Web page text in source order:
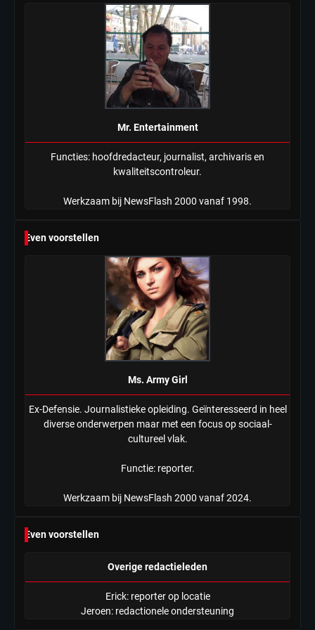
Mr. Entertainment
Functies: hoofdredacteur, journalist, archivaris en
kwaliteitscontroleur.
Werkzaam bij NewsFlash 2000 vanaf 1998.
Even voorstellen
Ms. Army Girl
Ex-Defensie. Journalistieke opleiding. Geïnteresseerd in heel
diverse onderwerpen maar met een focus op sociaal-
cultureel vlak.
Functie: reporter.
Werkzaam bij NewsFlash 2000 vanaf 2024.
Even voorstellen
Overige redactieleden
Erick: reporter op locatie
Jeroen: redactionele ondersteuning